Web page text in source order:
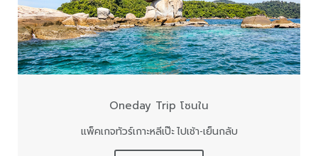
Oneday Trip โซนใน
แพ็คเกจทัวร์เกาะหลีเป๊ะ ไปเช้า-เย็นกลับ